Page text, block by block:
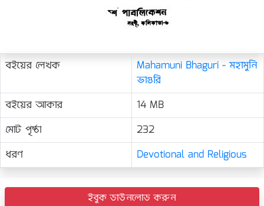
বইয়ের লেখক
Mahamuni Bhaguri - মহামুনি
ভাগুরি
বইয়ের আকার
14 MB
মোট পৃষ্ঠা
232
ধরণ
Devotional and Religious
ইবুক ডাউনলোড করুন